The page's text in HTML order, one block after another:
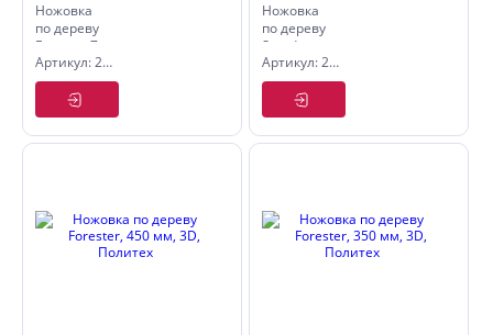
Ножовка
по дереву
Forester 7,
450 мм,
2D,
Политех
Артикул: 2505265
Ножовка
по дереву
Standart
500 мм
Политех
Артикул: 2505050